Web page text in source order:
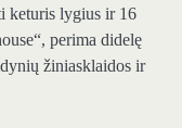
keturis lygius ir 16
perima didelę
žiniasklaidos ir